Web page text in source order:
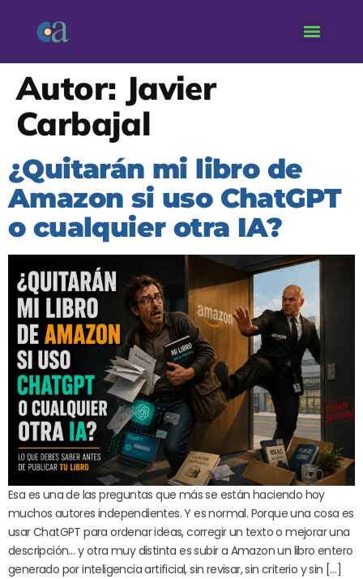
Autor: Javier
Carbajal
¿Quitarán mi libro de
Amazon si uso ChatGPT
o cualquier otra IA?
Esa es una de las preguntas que más se están haciendo hoy
muchos autores independientes. Y es normal. Porque una cosa es
usar ChatGPT para ordenar ideas, corregir un texto o mejorar una
descripción… y otra muy distinta es subir a Amazon un libro entero
generado por inteligencia artificial, sin revisar, sin criterio y sin […]